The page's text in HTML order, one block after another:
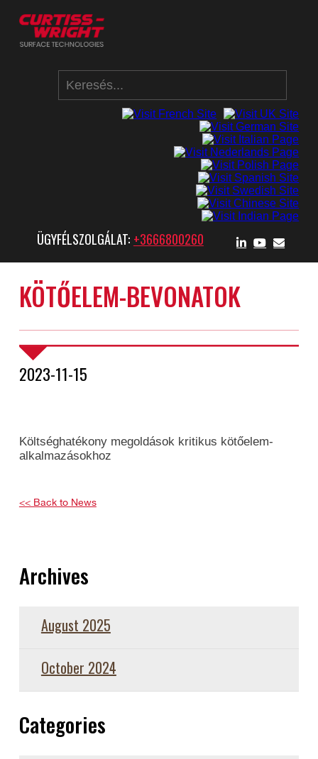
ÜGYFÉLSZOLGÁLAT: +3666800260
KÖTŐELEM-BEVONATOK
2023-11-15
Költséghatékony megoldások kritikus kötőelem-
alkalmazásokhoz
<< Back to News
Archives
August 2025
October 2024
Categories